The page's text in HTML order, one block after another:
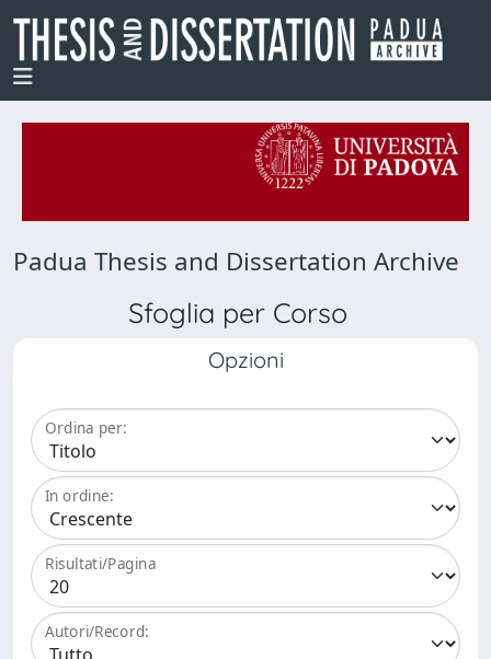
Padua Thesis and Dissertation Archive
Sfoglia per Corso
Opzioni
Ordina per:
In ordine:
Risultati/Pagina
Autori/Record: